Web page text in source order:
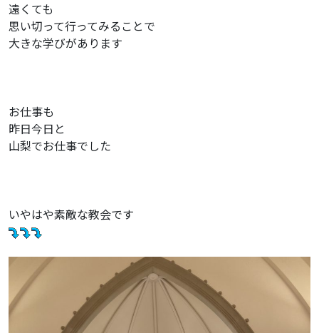
遠くても
思い切って行ってみることで
大きな学びがあります
お仕事も
昨日今日と
山梨でお仕事でした
いやはや素敵な教会です